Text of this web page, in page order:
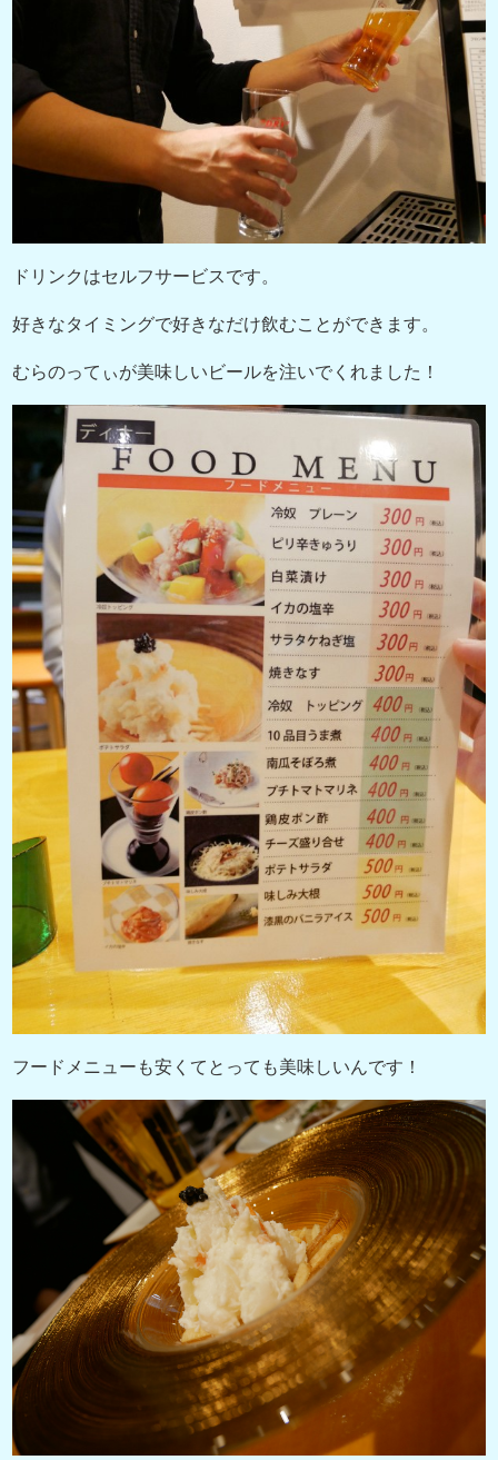
ドリンクはセルフサービスです。
好きなタイミングで好きなだけ飲むことができます。
むらのってぃが美味しいビールを注いでくれました！
フードメニューも安くてとっても美味しいんです！